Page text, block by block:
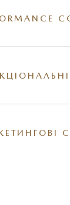
сайті. За більш
та / або